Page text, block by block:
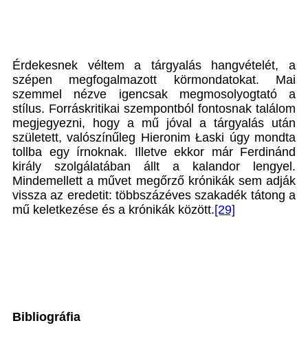
Érdekesnek véltem a tárgyalás hangvételét, a
szépen megfogalmazott körmondatokat. Mai
szemmel nézve igencsak megmosolyogtató a
stílus. Forráskritikai szempontból fontosnak találom
megjegyezni, hogy a mű jóval a tárgyalás után
született, valószínűleg Hieronim Łaski úgy mondta
tollba egy írnoknak. Illetve ekkor már Ferdinánd
király szolgálatában állt a kalandor lengyel.
Mindemellett a művet megőrző krónikák sem adják
vissza az eredetit: többszázéves szakadék tátong a
mű keletkezése és a krónikák között.[29]
Bibliográfia